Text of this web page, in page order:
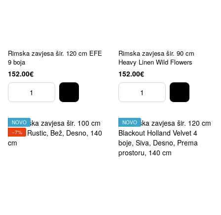
Rimska zavjesa šir. 120 cm EFE
9 boja
152.00€
Rimska zavjesa šir. 90 cm
Heavy Linen Wild Flowers
152.00€
NOVO
−7%
NOVO